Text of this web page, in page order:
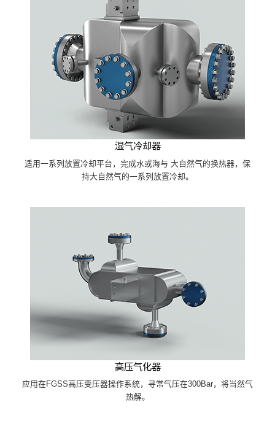
湿气冷却器
适用一系列放置冷却平台，完成水或海与 大自然气的换热器，保
持大自然气的一系列放置冷却。
高压气化器
应用在FGSS高压变压器操作系统，寻常气压在300Bar，将当然气
热解。